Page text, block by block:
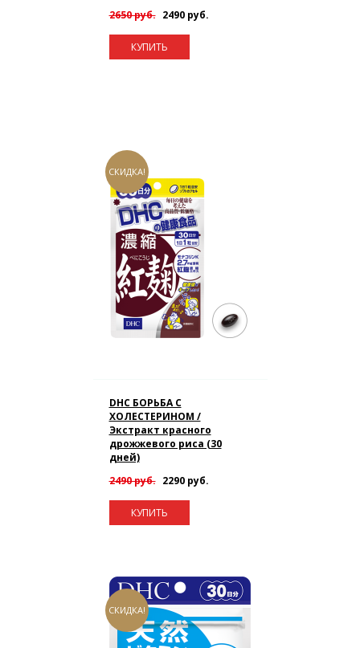
2650 руб. 2490 руб.
КУПИТЬ
СКИДКА!
DHC БОРЬБА С
ХОЛЕСТЕРИНОМ /
Экстракт красного
дрожжевого риса (30
дней)
2490 руб. 2290 руб.
КУПИТЬ
СКИДКА!